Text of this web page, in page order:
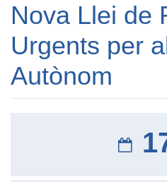
Nova Llei de
Urgents per
Autònom